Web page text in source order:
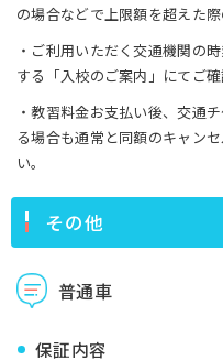
の場合などで上限額を超えた
・ご利用いただく交通機関の
する「入校のご案内」にてご確
・教習料金お支払い後、交通
る場合も通常と同額のキャン
い。
その他
普通車
保証内容